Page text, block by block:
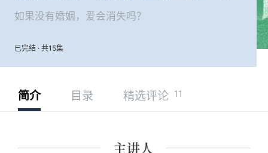
如果没有婚姻，爱会消失吗？
已完结 · 共15集
简介 目录 精选评论 11